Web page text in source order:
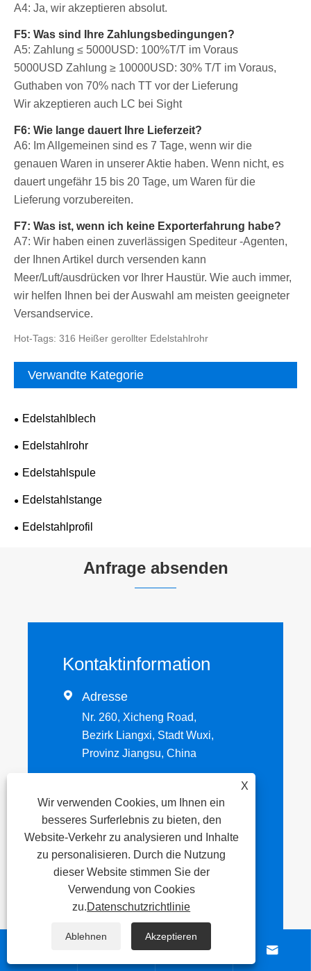
A4: Ja, wir akzeptieren absolut.
F5: Was sind Ihre Zahlungsbedingungen?
A5: Zahlung ≤ 5000USD: 100%T/T im Voraus
5000USD Zahlung ≥ 10000USD: 30% T/T im Voraus,
Guthaben von 70% nach TT vor der Lieferung
Wir akzeptieren auch LC bei Sight
F6: Wie lange dauert Ihre Lieferzeit?
A6: Im Allgemeinen sind es 7 Tage, wenn wir die
genauen Waren in unserer Aktie haben. Wenn nicht, es
dauert ungefähr 15 bis 20 Tage, um Waren für die
Lieferung vorzubereiten.
F7: Was ist, wenn ich keine Exporterfahrung habe?
A7: Wir haben einen zuverlässigen Spediteur -Agenten,
der Ihnen Artikel durch versenden kann
Meer/Luft/ausdrücken vor Ihrer Haustür. Wie auch immer,
wir helfen Ihnen bei der Auswahl am meisten geeigneter
Versandservice.
Hot-Tags: 316 Heißer gerollter Edelstahlrohr
Verwandte Kategorie
Edelstahlblech
Edelstahlrohr
Edelstahlspule
Edelstahlstange
Edelstahlprofil
Anfrage absenden
Kontaktinformation
 Adresse
Nr. 260, Xicheng Road,
Bezirk Liangxi, Stadt Wuxi,
Provinz Jiangsu, China
 Tel
+86-13063605128
Email
sophiaqi@jbhdsteel.com
 
X
Wir verwenden Cookies, um Ihnen ein
besseres Surferlebnis zu bieten, den
Website-Verkehr zu analysieren und Inhalte
zu personalisieren. Durch die Nutzung
dieser Website stimmen Sie der
Verwendung von Cookies
zu.Datenschutzrichtlinie
Ablehnen Akzeptieren